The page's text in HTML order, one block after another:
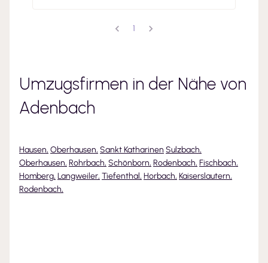
1
Umzugsfirmen in der Nähe von
Adenbach
Hausen, Oberhausen, Sankt Katharinen Sulzbach,
Oberhausen, Rohrbach, Schönborn, Rodenbach, Fischbach,
Homberg, Langweiler, Tiefenthal, Horbach, Kaiserslautern,
Rodenbach,